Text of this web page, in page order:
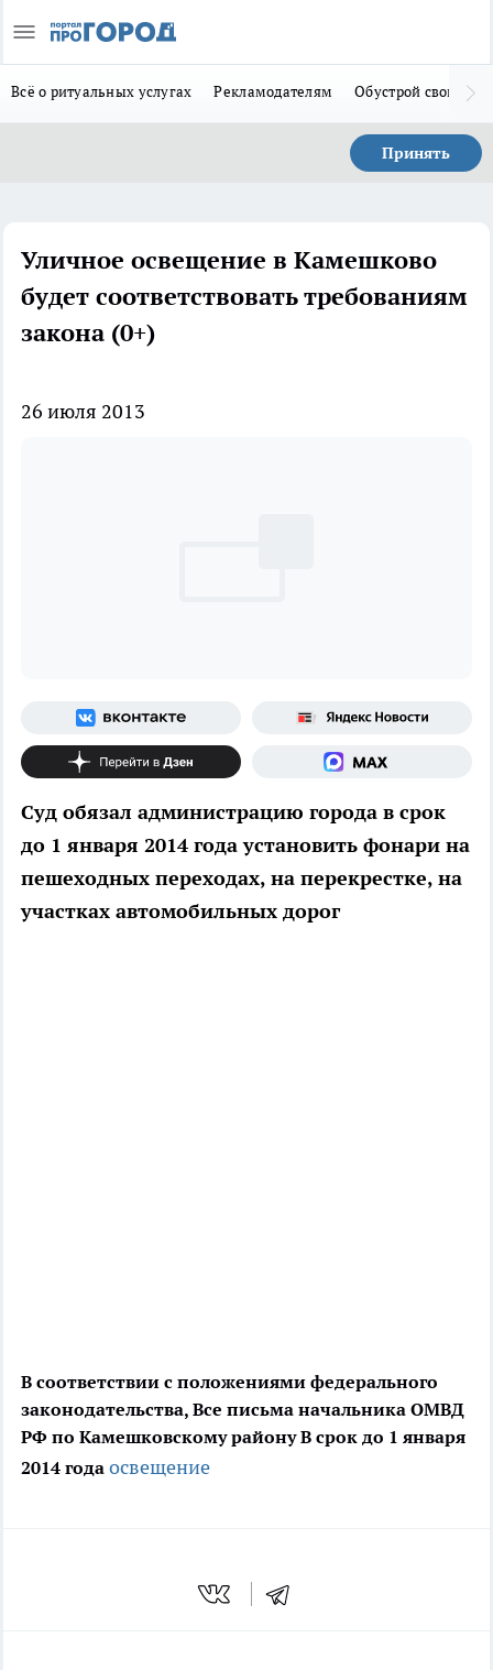
Всё о ритуальных услугах Рекламодателям Обустрой свой дом
Принять
Уличное освещение в Камешково
будет соответствовать требованиям
закона (0+)
26 июля 2013
Суд обязал администрацию города в срок
до 1 января 2014 года установить фонари на
пешеходных переходах, на перекрестке, на
участках автомобильных дорог
В соответствии с положениями федерального
законодательства, Все письма начальника ОМВД
РФ по Камешковскому районуВ срок до 1 января
2014 года освещение